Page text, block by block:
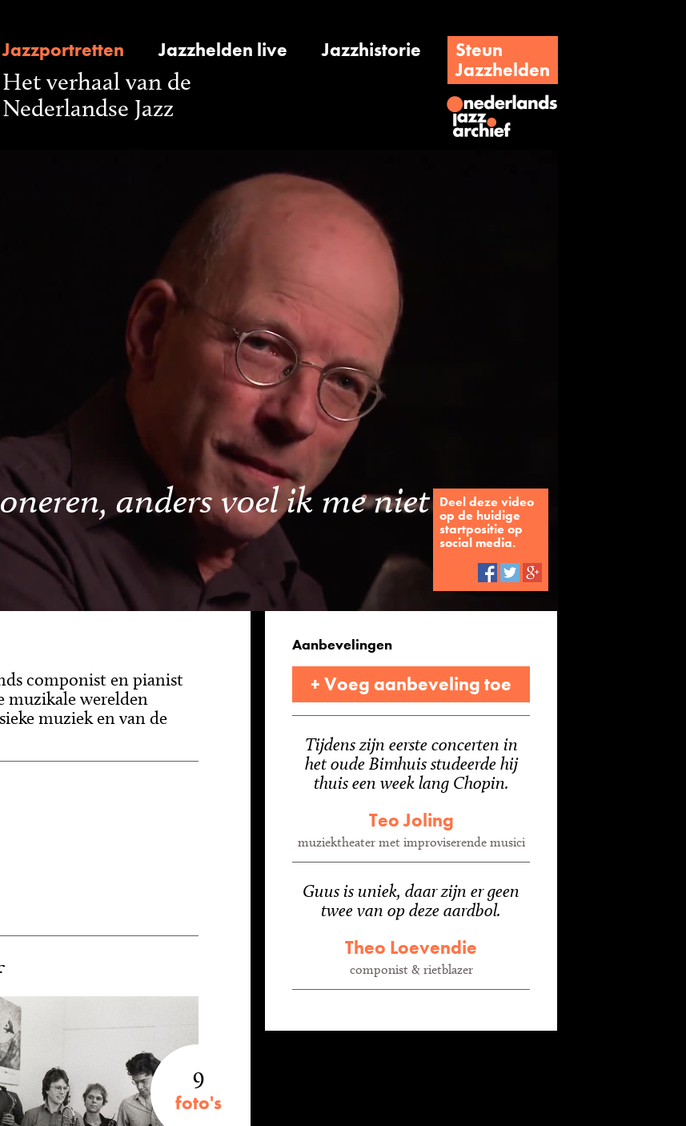
Jazzportretten Jazzhelden live Jazzhistorie
Steun
Jazzhelden
Het verhaal van de
Nederlandse Jazz
anders voel ik me niet
Deel deze video
op de huidige
startpositie op
social media.
componist en pianist
muzikale werelden
muziek en van de
9
foto's
Aanbevelingen
+ Voeg aanbeveling toe
Tijdens zijn eerste concerten in
het oude Bimhuis studeerde hij
thuis een week lang Chopin.
Teo Joling
muziektheater met improviserende musici
Guus is uniek, daar zijn er geen
twee van op deze aardbol.
Theo Loevendie
componist & rietblazer